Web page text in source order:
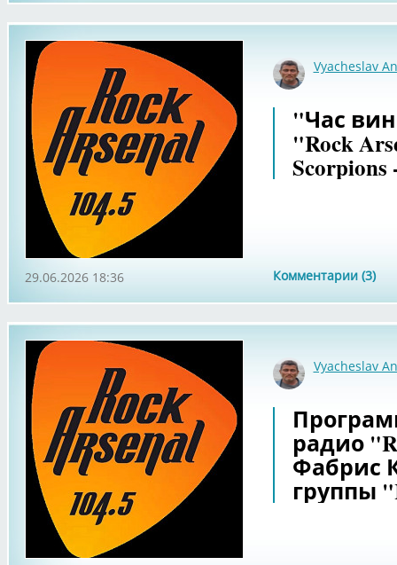
Vyacheslav
"Час
"Rock
Комментарии (3)
29.06.2026 18:36
Vyacheslav
радио
Фабрис
группы